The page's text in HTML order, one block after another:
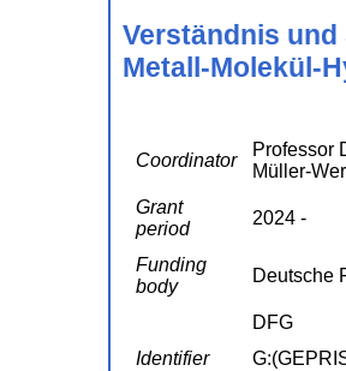
Verständnis
Metall-Molekül-
Coordinator
Professor
Müller-
Grant
period
2024 -
Funding
body
Deutsche
DFG
Identifier